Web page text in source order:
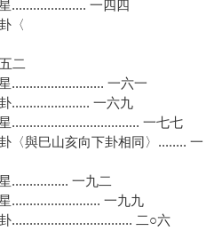
..................... 一四四
〈
二
.......................... 一六一
...................... 一六九
.................................... 一七七
〈與巳山亥向下卦相同〉........ 一
................ 一九二
......................... 一九九
.................................. 二○六